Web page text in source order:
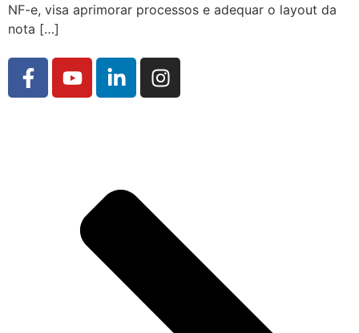
NF-e, visa aprimorar processos e adequar o layout da
nota […]